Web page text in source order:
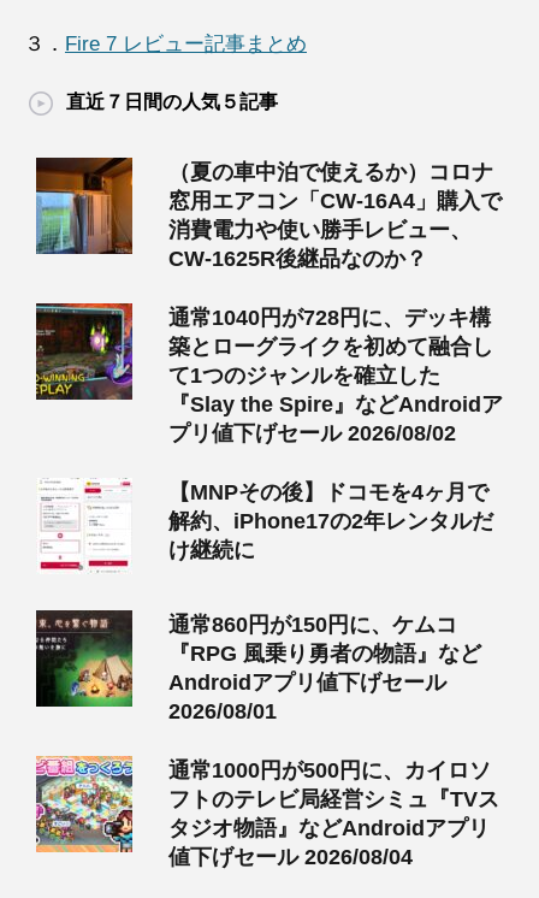
３． Fire 7 レビュー記事まとめ
直近７日間の人気５記事
（夏の車中泊で使えるか）コロナ
窓用エアコン「CW-16A4」購入で
消費電力や使い勝手レビュー、
CW-1625R後継品なのか？
通常1040円が728円に、デッキ構
築とローグライクを初めて融合し
て1つのジャンルを確立した
『Slay the Spire』などAndroidア
プリ値下げセール 2026/08/02
【MNPその後】ドコモを4ヶ月で
解約、iPhone17の2年レンタルだ
け継続に
通常860円が150円に、ケムコ
『RPG 風乗り勇者の物語』など
Androidアプリ値下げセール
2026/08/01
通常1000円が500円に、カイロソ
フトのテレビ局経営シミュ『TVス
タジオ物語』などAndroidアプリ
値下げセール 2026/08/04